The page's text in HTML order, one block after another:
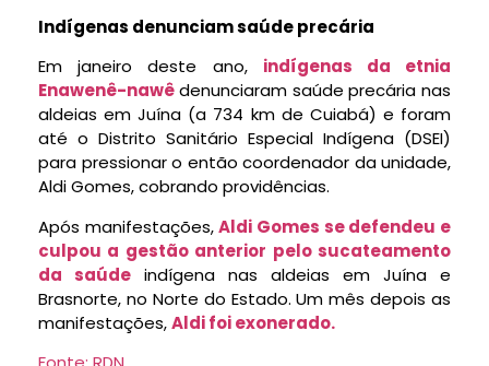
Indígenas denunciam saúde precária
Em janeiro deste ano, indígenas da etnia
Enawenê-nawêdenunciaram saúde precária nas
aldeias em Juína (a 734 km de Cuiabá) e foram
até o Distrito Sanitário Especial Indígena (DSEI)
para pressionar o então coordenador da unidade,
Aldi Gomes, cobrando providências.
Após manifestações,Aldi Gomes se defendeu e
culpou a gestão anterior pelo sucateamento
da saúde indígena nas aldeias em Juína e
Brasnorte, no Norte do Estado. Um mês depois as
manifestações,Aldi foi exonerado.